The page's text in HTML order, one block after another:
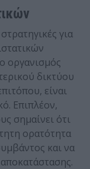
για
οργανισμός
δικτύου
είναι
Επιπλέον,
σημαίνει ότι
ορατότητα
και να
αποκατάστασης.